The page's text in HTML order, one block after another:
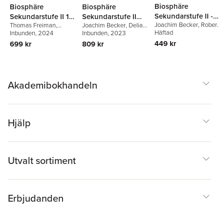
Biosphäre
Sekundarstufe II 12.
Jahrgangsstufe - 2.0
- Bayern -
Schulbuch
Thomas Freiman,
Benedikt Meier,
Mogge,
Ilse Tutter
Inbunden, 2024
699 kr
Biosphäre
Sekundarstufe II
2.0.
Qualifikationsphase.
Niedersachsen -
Joachim Becker, Delia
Nixdorf,Martin-Wilhelm
Post, Anke Meisert
Anke Brennecke
Anke Meisert
Inbunden, 2023
809 kr
Biosphäre
Sekundarstufe II -
2.0. - Gymnasium
Baden-
Kursstufe -
Joachim Becker, Robert
Felch
Häftad
449 kr
Akademibokhandeln
Hjälp
Utvalt sortiment
Erbjudanden